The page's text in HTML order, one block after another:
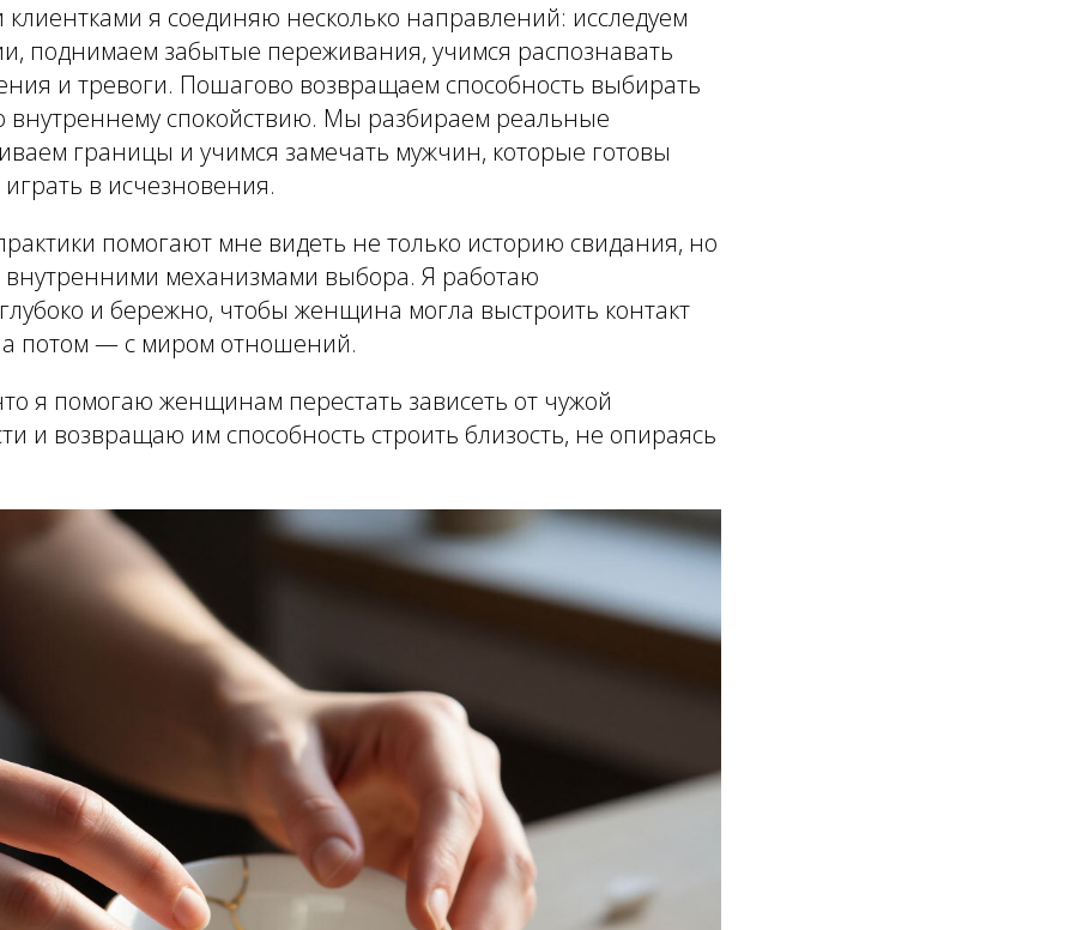
клиентками я соединяю несколько направлений: исследуем
поднимаем забытые переживания, учимся распознавать
и тревоги. Пошагово возвращаем способность выбирать
внутреннему спокойствию. Мы разбираем реальные
границы и учимся замечать мужчин, которые готовы
в исчезновения.
помогают мне видеть не только историю свидания, но
внутренними механизмами выбора. Я работаю
и бережно, чтобы женщина могла выстроить контакт
а потом — с миром отношений.
я помогаю женщинам перестать зависеть от чужой
и возвращаю им способность строить близость, не опираясь